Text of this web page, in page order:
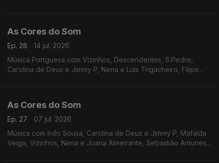
As Cores do Som
Ep. 28
14 jul. 2026
Música Portguesa com Vizinhos, Descendentes, S.Pedro,
Carolina de Deus e Jimmy P, Nena e Luís Trigacheiro, Filipe
As Cores do Som
Ep. 27
07 jul. 2026
Música com Inês Sousa, Carolina de Deus e Jimmy P, Mafalda
Veiga, Vizinhos, Nena e Joana Almeirante, Sebastião Antunes,